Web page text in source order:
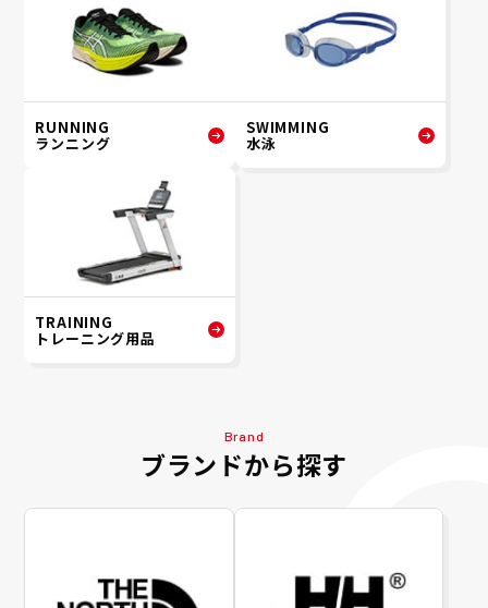
RUNNING
ランニング
SWIMMING
水泳
TRAINING
トレーニング用品
Brand
ブランドから探す